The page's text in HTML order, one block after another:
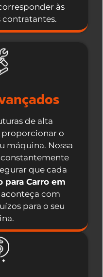
às
contratantes.
de alta
o
máquina. Nossa
que cada
para Carro em
aconteça com
para o seu